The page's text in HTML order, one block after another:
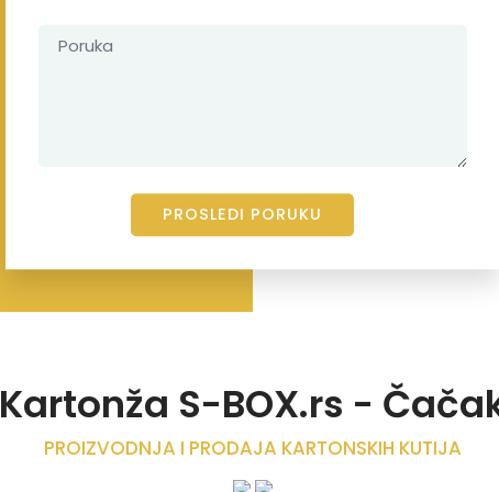
Kartonža S-BOX.rs -
PROIZVODNJA I PRODAJA KARTONSKIH KUTIJA